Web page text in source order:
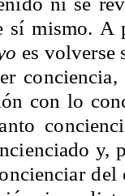
sí mismo. A
es volverse
con lo
y,
del